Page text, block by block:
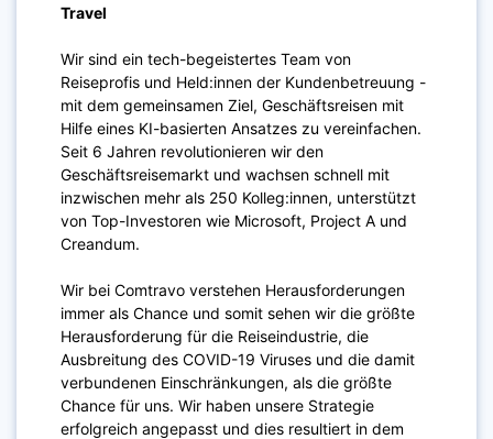
Travel
Wir sind ein tech-begeistertes Team von
Reiseprofis und Held:innen der Kundenbetreuung -
mit dem gemeinsamen Ziel, Geschäftsreisen mit
Hilfe eines KI-basierten Ansatzes zu vereinfachen.
Seit 6 Jahren revolutionieren wir den
Geschäftsreisemarkt und wachsen schnell mit
inzwischen mehr als 250 Kolleg:innen, unterstützt
von Top-Investoren wie Microsoft, Project A und
Creandum.
Wir bei Comtravo verstehen Herausforderungen
immer als Chance und somit sehen wir die größte
Herausforderung für die Reiseindustrie, die
Ausbreitung des COVID-19 Viruses und die damit
verbundenen Einschränkungen, als die größte
Chance für uns. Wir haben unsere Strategie
erfolgreich angepasst und dies resultiert in dem